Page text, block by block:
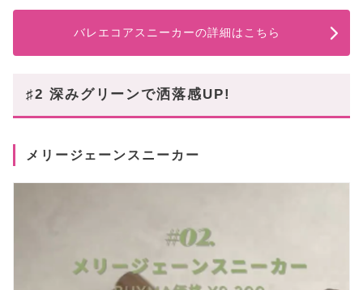
バレエコアスニーカーの詳細はこちら
♯2 深みグリーンで洒落感UP!
メリージェーンスニーカー